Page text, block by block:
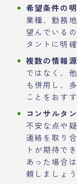
希望条件の
業種、勤務
望んでいる
タントに明
複数の情報
ではなく、
も併用し、
ことをおす
コンサルタ
不安な点や
連絡を取り
トが期待で
あった場合
頼しましょう